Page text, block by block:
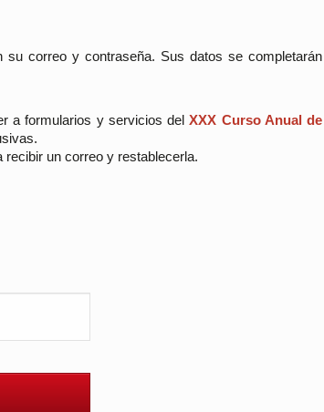
correo y contraseña. Sus datos se completarán
a formularios y servicios delXXX Curso Anual de
recibir un correo y restablecerla.